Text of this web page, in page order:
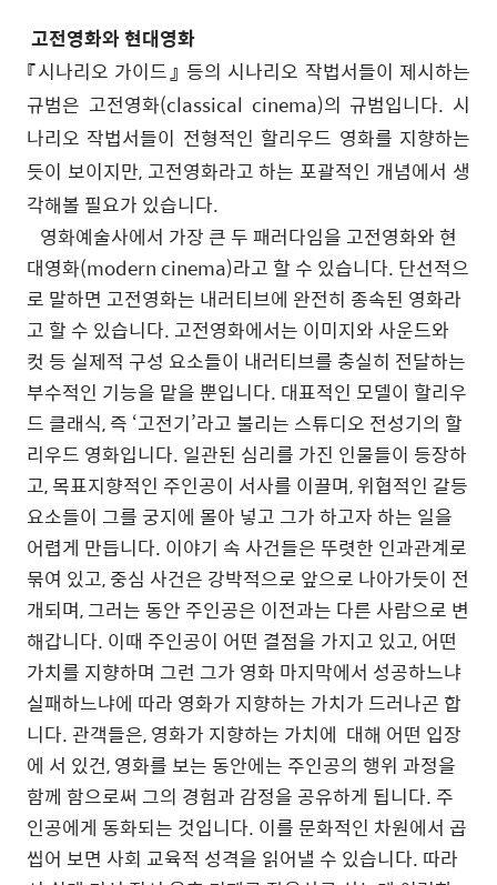
고전영화와 현대영화
『시나리오 가이드』 등의 시나리오 작법서들이 제시하는
규범은 고전영화(classical cinema)의 규범입니다. 시
나리오 작법서들이 전형적인 할리우드 영화를 지향하는
듯이 보이지만, 고전영화라고 하는 포괄적인 개념에서 생
각해볼 필요가 있습니다.
영화예술사에서 가장 큰 두 패러다임을 고전영화와 현
대영화(modern cinema)라고 할 수 있습니다. 단선적으
로 말하면 고전영화는 내러티브에 완전히 종속된 영화라
고 할 수 있습니다. 고전영화에서는 이미지와 사운드와
컷 등 실제적 구성 요소들이 내러티브를 충실히 전달하는
부수적인 기능을 맡을 뿐입니다. 대표적인 모델이 할리우
드 클래식, 즉 ‘고전기’라고 불리는 스튜디오 전성기의 할
리우드 영화입니다. 일관된 심리를 가진 인물들이 등장하
고, 목표지향적인 주인공이 서사를 이끌며, 위협적인 갈등
요소들이 그를 궁지에 몰아 넣고 그가 하고자 하는 일을
어렵게 만듭니다. 이야기 속 사건들은 뚜렷한 인과관계로
묶여 있고, 중심 사건은 강박적으로 앞으로 나아가듯이 전
개되며, 그러는 동안 주인공은 이전과는 다른 사람으로 변
해갑니다. 이때 주인공이 어떤 결점을 가지고 있고, 어떤
가치를 지향하며 그런 그가 영화 마지막에서 성공하느냐
실패하느냐에 따라 영화가 지향하는 가치가 드러나곤 합
니다. 관객들은, 영화가 지향하는 가치에 대해 어떤 입장
에 서 있건, 영화를 보는 동안에는 주인공의 행위 과정을
함께 함으로써 그의 경험과 감정을 공유하게 됩니다. 주
인공에게 동화되는 것입니다. 이를 문화적인 차원에서 곱
씹어 보면 사회 교육적 성격을 읽어낼 수 있습니다. 따라